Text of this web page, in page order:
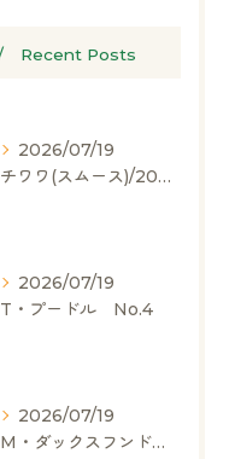
Recent Posts
2026/07/19
チワワ(スムース)/2024.05.06/男の子/60,000(税別)
2026/07/19
T・プードル No.4
2026/07/19
M・ダックスフンド、ヨークシャーテリア、ペキニーズ、ポメラニアン